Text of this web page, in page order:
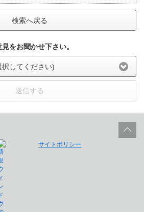
検索へ戻る
をお聞かせ下さい。
択してください)
送信する
サイトポリシー